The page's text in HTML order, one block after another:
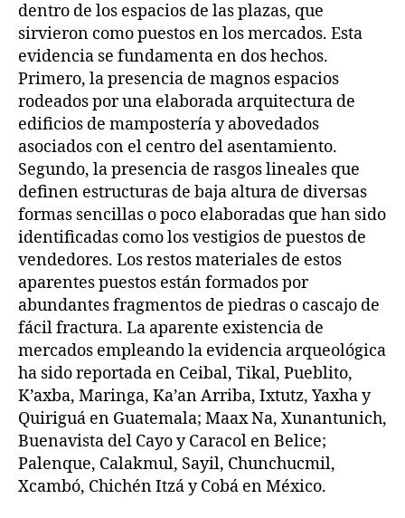
dentro de los espacios de las plazas, que
sirvieron como puestos en los mercados. Esta
evidencia se fundamenta en dos hechos.
Primero, la presencia de magnos espacios
rodeados por una elaborada arquitectura de
edificios de mampostería y abovedados
asociados con el centro del asentamiento.
Segundo, la presencia de rasgos lineales que
definen estructuras de baja altura de diversas
formas sencillas o poco elaboradas que han sido
identificadas como los vestigios de puestos de
vendedores. Los restos materiales de estos
aparentes puestos están formados por
abundantes fragmentos de piedras o cascajo de
fácil fractura. La aparente existencia de
mercados empleando la evidencia arqueológica
ha sido reportada en Ceibal, Tikal, Pueblito,
K’axba, Maringa, Ka’an Arriba, Ixtutz, Yaxha y
Quiriguá en Guatemala; Maax Na, Xunantunich,
Buenavista del Cayo y Caracol en Belice;
Palenque, Calakmul, Sayil, Chunchucmil,
Xcambó, Chichén Itzá y Cobá en México.